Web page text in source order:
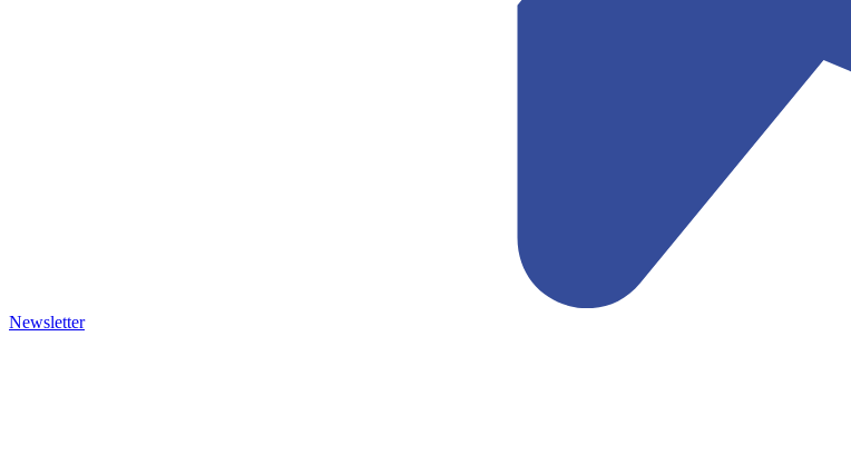
Newsletter